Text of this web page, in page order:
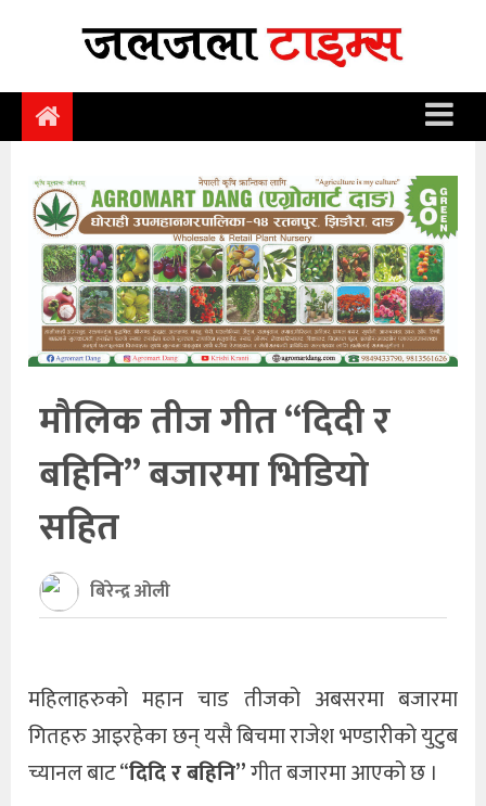
समाचार
समाज
राजनीति
आर्थिक
अन्तर्वार्ता
विचार
साहित्य/
सूचना
प्रविधि
खेलकुद
अन्तर्राष्ट्रिय
मौलिक तीज गीत “दिदी र
बहिनि” बजारमा भिडियो
सहित
बिरेन्द्र ओली
महिलाहरुको महान चाड तीजको अबसरमा बजारमा
गितहरु आइरहेका छन् यसै बिचमा राजेश भण्डारीको युटुब
च्यानल बाट “दिदि र बहिनि”गीत बजारमा आएको छ ।